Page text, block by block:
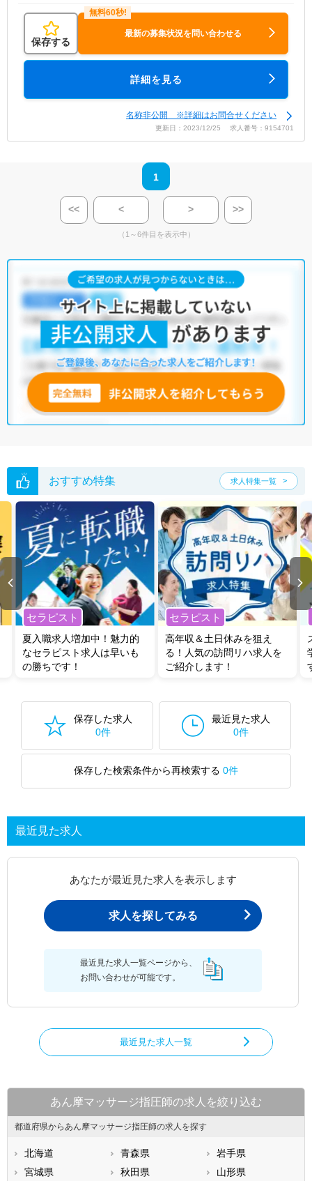
保存する
最新の募集状況を問い合わせる
詳細を見る
名称非公開 ※詳細はお問合せください
更新日：2023/12/25 求人番号：9154701
1
<< < > >>
（1～6件目を表示中）
おすすめ特集 求人特集一覧
セラピスト
夏入職求人増加中！魅力的
なセラピスト求人は早いも
の勝ちです！
セラピスト
高年収＆土日休みを狙え
る！人気の訪問リハ求人を
ご紹介します！
保存した求人
0件
最近見た求人
0件
保存した検索条件から再検索する 0件
最近見た求人
あなたが最近見た求人を表示します
求人を探してみる
最近見た求人一覧ページから、
お問い合わせが可能です。
最近見た求人一覧
あん摩マッサージ指圧師の求人を絞り込む
都道府県からあん摩マッサージ指圧師の求人を探す
北海道 青森県
岩手県
宮城県
秋田県 山形県